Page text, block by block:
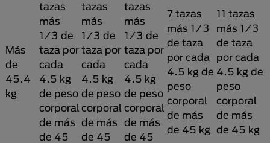
Más
de
45.4
kg
tazas
más
1/3 de
taza por
cada
4.5 kg
de peso
corporal
de más
de 45
tazas
más
1/3 de
taza por
cada
4.5 kg
de peso
corporal
de más
de 45
tazas
más
1/3 de
taza por
cada
4.5 kg
de peso
corporal
de más
de 45
7 tazas
más 1/3
de taza
por cada
4.5 kg de
peso
corporal
de más
de 45 kg
11 tazas
más 1/3
de taza
por cada
4.5 kg de
peso
corporal
de más
de 45 kg